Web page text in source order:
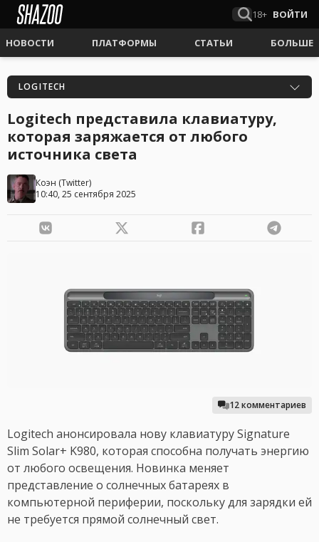
18+ ВОЙТИ
НОВОСТИ ПЛАТФОРМЫ СТАТЬИ БОЛЬШЕ
LOGITECH
Logitech представила клавиатуру,
которая заряжается от любого
источника света
Коэн (Twitter)
10:40, 25 сентября 2025
12 комментариев
Logitech анонсировала нову клавиатуру Signature
Slim Solar+ K980, которая способна получать энергию
от любого освещения. Новинка меняет
представление о солнечных батареях в
компьютерной периферии, поскольку для зарядки ей
не требуется прямой солнечный свет.